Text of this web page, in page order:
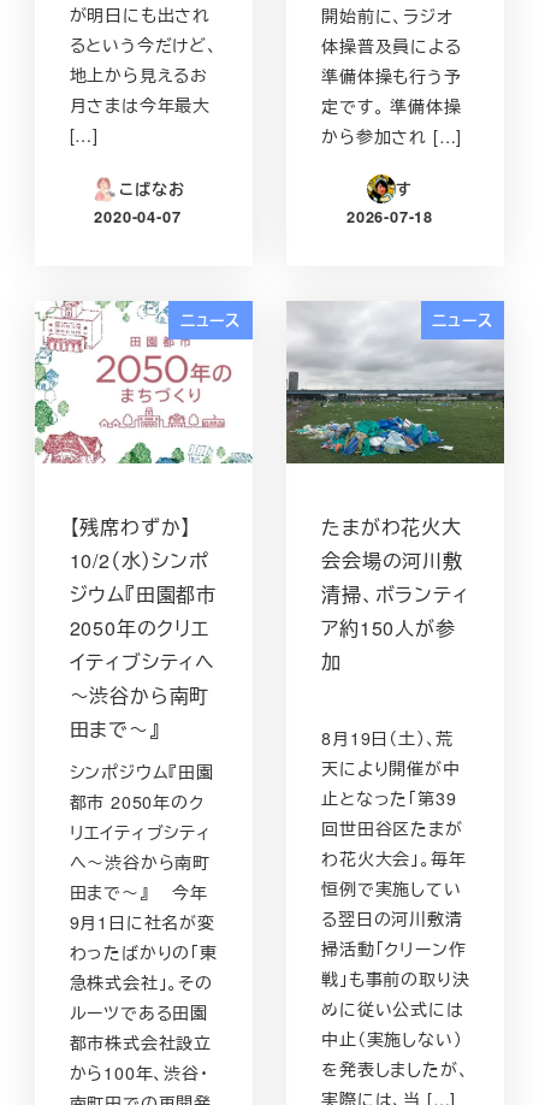
が明日にも出され
るという今だけど、
地上から見えるお
月さまは今年最大
[…]
こばなお
投稿日
2020-04-07
開始前に、ラジオ
体操普及員による
準備体操も行う予
定です。 準備体操
から参加され […]
す
投稿日
2026-07-18
ニュース
【残席わずか】
10/2（水）シンポ
ジウム『田園都市
2050年のクリエ
イティブシティへ
～渋谷から南町
田まで～』
シンポジウム『田園
都市 2050年のク
リエイティブシティ
へ～渋谷から南町
田まで～』 今年
9月1日に社名が変
わったばかりの「東
急株式会社」。その
ルーツである田園
都市株式会社設立
から100年、渋谷・
ニュース
たまがわ花火大
会会場の河川敷
清掃、ボランティ
ア約150人が参
加
8月19日（土）、荒
天により開催が中
止となった「第39
回世田谷区たまが
わ花火大会」。毎年
恒例で実施してい
る翌日の河川敷清
掃活動「クリーン作
戦」も事前の取り決
めに従い公式には
中止（実施しない）
を発表しましたが、
実際には、当 […]